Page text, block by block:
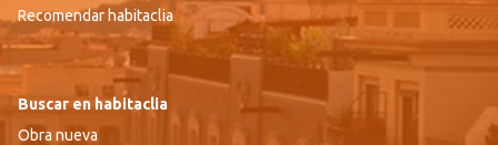
Recomendar habitaclia
Buscar en habitaclia
Obra nueva